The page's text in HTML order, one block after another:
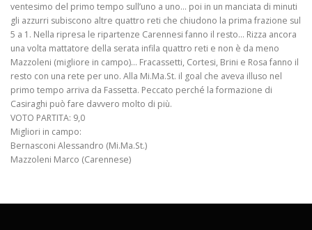
ventesimo del primo tempo sull’uno a uno… poi in un manciata di minuti
gli azzurri subiscono altre quattro reti che chiudono la prima frazione sul
5 a 1. Nella ripresa le ripartenze Carennesi fanno il resto… Rizza ancora
una volta mattatore della serata infila quattro reti e non è da meno
Mazzoleni (migliore in campo)… Fracassetti, Cortesi, Brini e Rosa fanno il
resto con una rete per uno. Alla Mi.Ma.St. il goal che aveva illuso nel
primo tempo arriva da Fassetta. Peccato perché la formazione di
Casiraghi può fare davvero molto di più.
VOTO PARTITA: 9,0
Migliori in campo:
Bernasconi Alessandro (Mi.Ma.St.)
Mazzoleni Marco (Carennese)